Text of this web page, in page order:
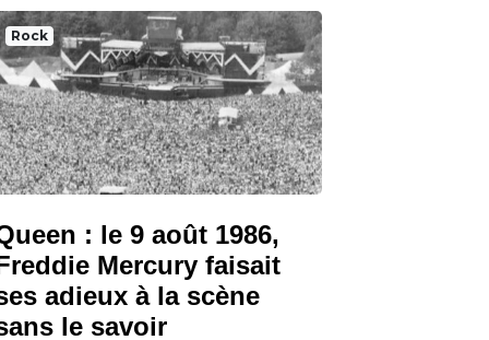
Rock
: le 9 août 1986,
Mercury faisait
adieux à la scène
le savoir